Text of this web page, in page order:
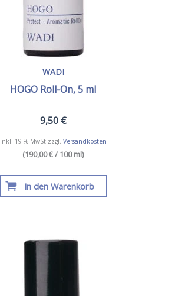
WADI
HOGO Roll-On, 5 ml
9,50 €
inkl. 19 % MwSt. zzgl. Versandkosten
(190,00 € / 100 ml)
In den Warenkorb